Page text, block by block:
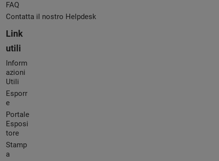
FAQ
Contatta il nostro Helpdesk
Link
utili
Inform
azioni
Utili
Esporr
e
Portale
Esposi
tore
Stamp
a